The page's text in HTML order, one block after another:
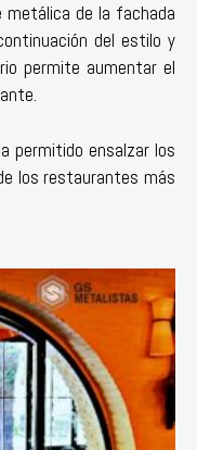
de la fachada
del estilo y
permite aumentar el
permitido ensalzar los
los restaurantes más